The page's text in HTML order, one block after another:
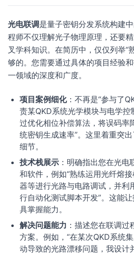
光电联调是量子密钥分发系统构建
程师不仅理解光子物理原理，还要
叉学科知识。在简历中，仅仅列举“
够的。您需要通过具体的项目经验
一领域的深度和广度。
项目案例细化：不再是“参与了
责某QKD系统光学模块与电学控
过优化相位补偿算法 ，将误码
统密钥生成速率”。这里着重突
细节。
技术栈展示 ：明确指出您在光
和软件，例如“熟练运用光纤熔
器等进行光路与电路调试，并
行自动化测试脚本开发”。这能
具掌握能力。
解决问题能力 ：描述您在联调
方案。例如，“在某次QKD系统
动导致的光路漂移问题，我设计